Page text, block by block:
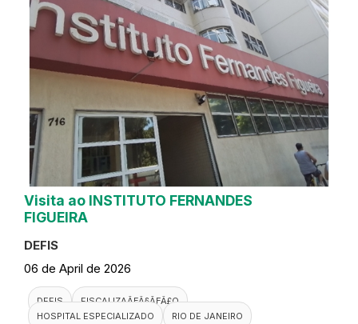
Visita ao INSTITUTO FERNANDES
FIGUEIRA
DEFIS
06 de April de 2026
DEFIS
FISCALIZAÃƑÂ§ÃƑÂ£O
HOSPITAL ESPECIALIZADO
RIO DE JANEIRO